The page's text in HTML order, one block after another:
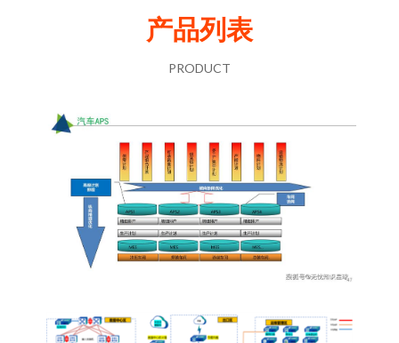
产品列表
PRODUCT